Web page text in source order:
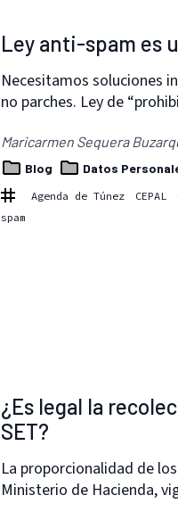
Ley anti-spam es
Necesitamos soluciones
no parches. Ley de
Maricarmen Sequera
Blog
Datos
Agenda de Túnez CEPAL
spam
¿Es legal la
SET?
La proporcionalidad de
Ministerio de Hacienda,